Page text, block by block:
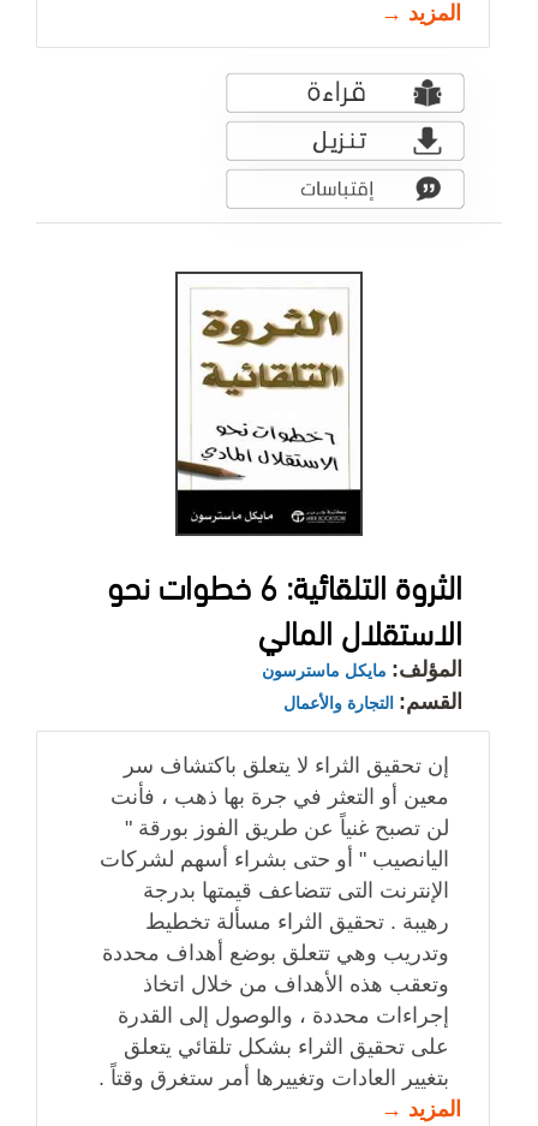
المزيد →
الثروة التلقائية: 6 خطوات نحو
الاستقلال المالي
المؤلف: مايكل ماسترسون
القسم: التجارة والأعمال
إن تحقيق الثراء لا يتعلق باكتشاف سر
معين أو التعثر في جرة بها ذهب ، فأنت
لن تصبح غنياً عن طريق الفوز بورقة "
اليانصيب " أو حتى بشراء أسهم لشركات
الإنترنت التى تتضاعف قيمتها بدرجة
رهيبة . تحقيق الثراء مسألة تخطيط
وتدريب وهي تتعلق بوضع أهداف محددة
وتعقب هذه الأهداف من خلال اتخاذ
إجراءات محددة ، والوصول إلى القدرة
على تحقيق الثراء بشكل تلقائي يتعلق
بتغيير العادات وتغييرها أمر ستغرق وقتاً .
المزيد →